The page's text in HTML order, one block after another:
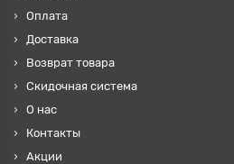
Оплата
Доставка
Возврат товара
Скидочная система
О нас
Контакты
Акции